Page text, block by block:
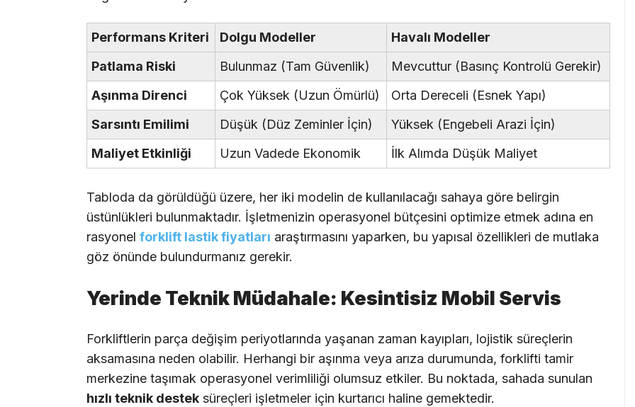
Performans Kriteri Dolgu Modeller
Havalı Modeller
Patlama Riski
Bulunmaz (Tam Güvenlik)
Mevcuttur (Basınç Kontrolü Gerekir)
Aşınma Direnci
Çok Yüksek (Uzun Ömürlü)
Orta Dereceli (Esnek Yapı)
Sarsıntı Emilimi
Düşük (Düz Zeminler İçin)
Yüksek (Engebeli Arazi İçin)
Maliyet Etkinliği
Uzun Vadede Ekonomik İlk Alımda Düşük Maliyet
Tabloda da görüldüğü üzere, her iki modelin de kullanılacağı sahaya göre belirgin
üstünlükleri bulunmaktadır. İşletmenizin operasyonel bütçesini optimize etmek adına en
rasyonel forklift lastik fiyatları araştırmasını yaparken, bu yapısal özellikleri de mutlaka
göz önünde bulundurmanız gerekir.
Yerinde Teknik Müdahale: Kesintisiz Mobil Servis
Forkliftlerin parça değişim periyotlarında yaşanan zaman kayıpları, lojistik süreçlerin
aksamasına neden olabilir. Herhangi bir aşınma veya arıza durumunda, forklifti tamir
merkezine taşımak operasyonel verimliliği olumsuz etkiler. Bu noktada, sahada sunulan
hızlı teknik destek süreçleri işletmeler için kurtarıcı haline gemektedir.